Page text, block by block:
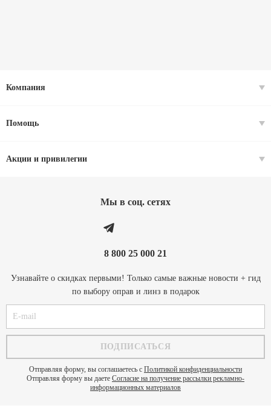
Компания
Помощь
Акции и привилегии
Мы в соц. cетях
8 800 25 000 21
Узнавайте о скидках первыми! Только самые важные новости + гид
по выбору оправ и линз в подарок
Отправляя форму, вы соглашаетесь с Политикой конфиденциальности
Отправляя форму вы даете Согласие на получение рассылки рекламно-
информационных материалов